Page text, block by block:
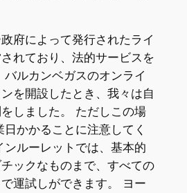
府によって発行されたライ
れており、法的サービスを
ルカンベガスのオンライ
を開設したとき、我々は自
しました。 ただしこの場
かかることに注意してく
ンルーレットでは、基本的
ックなものまで、すべての
運試しができます。 ヨー